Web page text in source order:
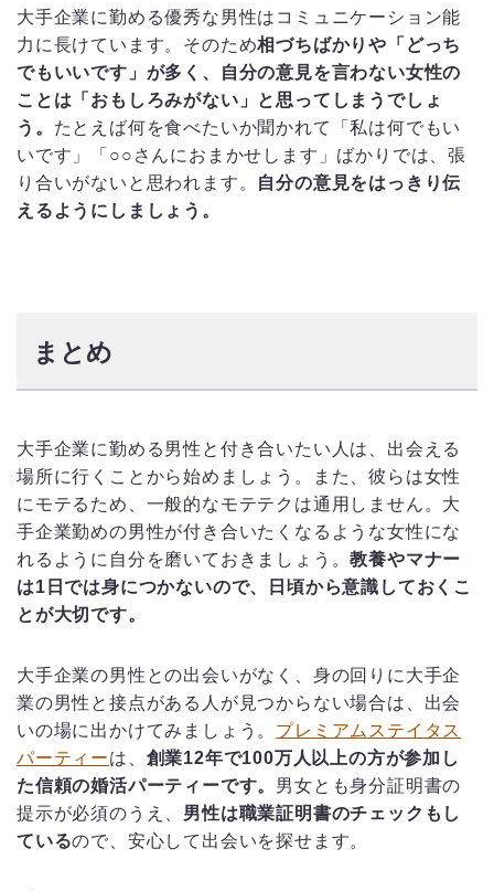
大手企業に勤める優秀な男性はコミュニケーション能
力に長けています。そのため相づちばかりや「どっち
でもいいです」が多く、自分の意見を言わない女性の
ことは「おもしろみがない」と思ってしまうでしょ
う。 たとえば何を食べたいか聞かれて「私は何でもい
いです」「○○さんにおまかせします」ばかりでは、張
り合いがないと思われます。 自分の意見をはっきり伝
えるようにしましょう。
まとめ
大手企業に勤める男性と付き合いたい人は、出会える
場所に行くことから始めましょう。また、彼らは女性
にモテるため、一般的なモテテクは通用しません。大
手企業勤めの男性が付き合いたくなるような女性にな
れるように自分を磨いておきましょう。教養やマナー
は1日では身につかないので、日頃から意識しておくこ
とが大切です。
大手企業の男性との出会いがなく、身の回りに大手企
業の男性と接点がある人が見つからない場合は、出会
いの場に出かけてみましょう。 プレミアムステイタス
パーティーは、 創業12年で100万人以上の方が参加し
た信頼の婚活パーティーです。 男女とも身分証明書の
提示が必須のうえ、 男性は職業証明書のチェックもし
ているので、安心して出会いを探せます。